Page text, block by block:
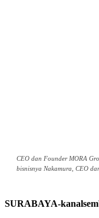
CEO dan Founder MORA
bisnisnya Nakamura, CEO
SURABAYA-